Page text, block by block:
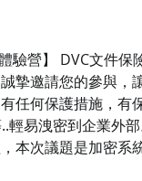
驗營】 DVC文件
摯邀請您的參與，
任何保護措施，
輕易洩密到企業外
本次議題是加密系